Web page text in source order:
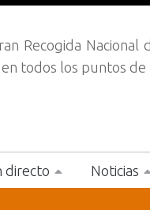
Recogida
todos los puntos de
directo Noticias